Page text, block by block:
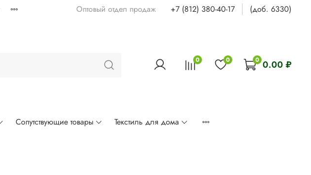
Оптовый отдел продаж +7 (812) 380-40-17 (доб. 6330)
0 0 0 0.00 ₽
Сопутствующие товары Текстиль для дома